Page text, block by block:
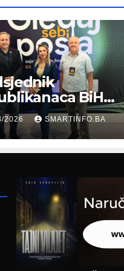
BiH
sajma
2026 SMARTINFO.BA